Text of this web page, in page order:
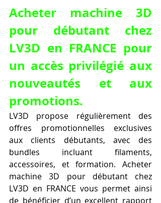
Acheter machine 3D
pour débutant chez
LV3D en FRANCE pour
un accès privilégié aux
nouveautés et aux
promotions.
LV3D propose régulièrement des
offres promotionnelles exclusives
aux clients débutants, avec des
bundles incluant filaments,
accessoires, et formation. Acheter
machine 3D pour débutant chez
LV3D en FRANCE vous permet ainsi
de bénéficier d’un excellent rapport